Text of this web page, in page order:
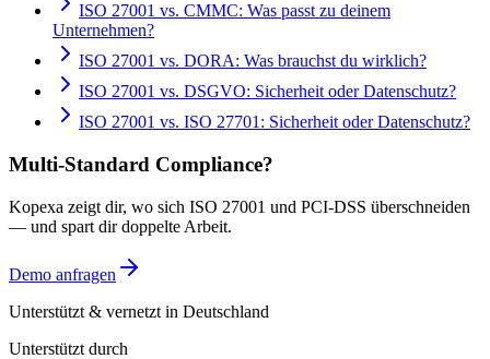
ISO 27001 vs. CMMC: Was passt zu deinem
Unternehmen?
ISO 27001 vs. DORA: Was brauchst du wirklich?
ISO 27001 vs. DSGVO: Sicherheit oder Datenschutz?
ISO 27001 vs. ISO 27701: Sicherheit oder Datenschutz?
Multi-Standard Compliance?
Kopexa zeigt dir, wo sich ISO 27001 und PCI-DSS überschneiden
— und spart dir doppelte Arbeit.
Demo anfragen
Unterstützt & vernetzt in Deutschland
Unterstützt durch